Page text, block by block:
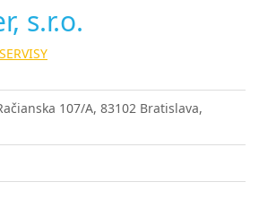
s.r.o.
107/A, 83102 Bratislava,